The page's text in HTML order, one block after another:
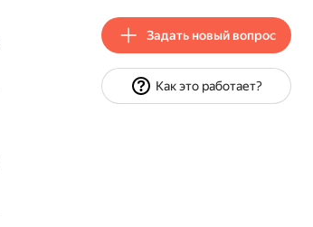
Задать новый вопрос
Как это работает?